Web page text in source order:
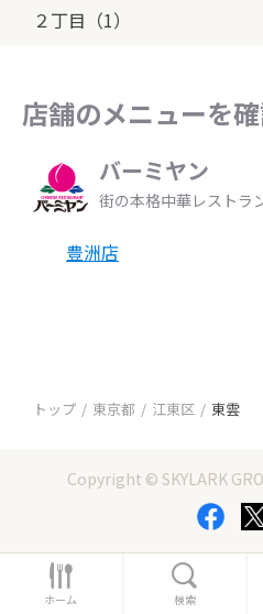
２丁目（1）
店舗のメニューを
バーミヤン
街の本格中華レストラ
豊洲店
トップ 東京都 江東区 東雲
Copyright © SKYLARK
ホ
ー
ホーム 索
検索